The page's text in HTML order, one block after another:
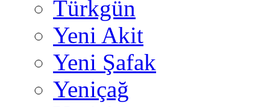
Türkgün
Yeni Akit
Yeni Şafak
Yeniçağ